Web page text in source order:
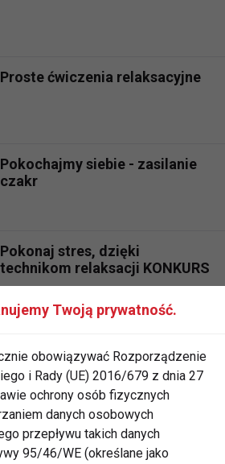
Proste ćwiczenia relaksacyjne
Pokochajmy siebie - zasilanie
czakr
Pokonaj stres, dzięki
technikom relaksacji KONKURS
relaksacyjne - trening
Jennifer Lopez: Joga dobra na
problemy sercowe
Twoją prywatność.
obowiązywać Rozporządzenie
i Rady (UE) 2016/679 z dnia 27
ochrony osób fizycznych
danych osobowych
przepływu takich danych
95/46/WE (określane jako